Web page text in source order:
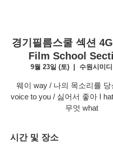
경기필름스쿨 섹션 4ㅤ
Film School
9월 23일 (토) 수원시미
웨이 way / 나의 목소리를
voice to you / 싫어서 좋아 I
무엇 what
시간 및 장소